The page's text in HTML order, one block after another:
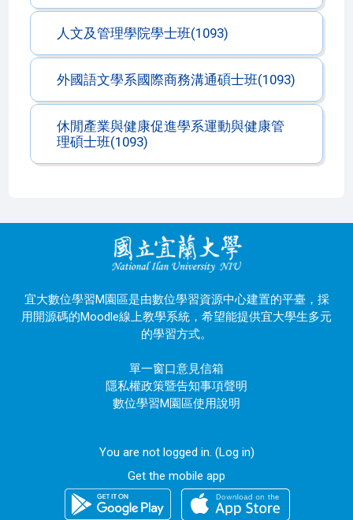
人文及管理學院學士班(1093)
外國語文學系國際商務溝通碩士班(1093)
休閒產業與健康促進學系運動與健康管
理碩士班(1093)
宜大數位學習M園區是由數位學習資源中心建置的平臺，採
用開源碼的Moodle線上教學系統，希望能提供宜大學生多元
的學習方式。
單一窗口意見信箱
隱私權政策暨告知事項聲明
數位學習M園區使用說明
You are not logged in. (Log in)
Get the mobile app